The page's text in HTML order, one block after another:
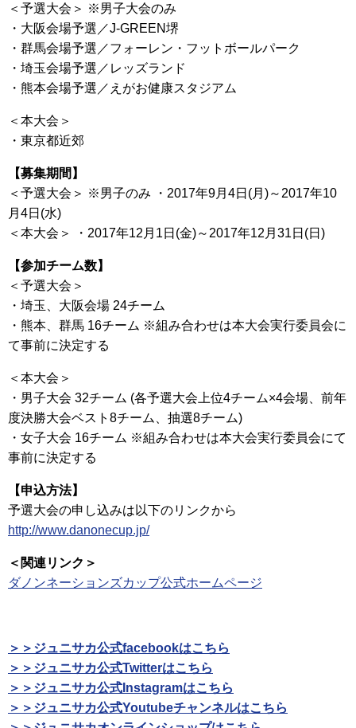
＜予選大会＞ ※男子大会のみ
・大阪会場予選／J-GREEN堺
・群馬会場予選／フォーレン・フットボールパーク
・埼玉会場予選／レッズランド
・熊本会場予選／えがお健康スタジアム
＜本大会＞
・東京都近郊
【募集期間】
＜予選大会＞ ※男子のみ ・2017年9月4日(月)～2017年10
月4日(水)
＜本大会＞ ・2017年12月1日(金)～2017年12月31日(日)
【参加チーム数】
＜予選大会＞
・埼玉、大阪会場 24チーム
・熊本、群馬 16チーム ※組み合わせは本大会実行委員会に
て事前に決定する
＜本大会＞
・男子大会 32チーム (各予選大会上位4チーム×4会場、前年
度決勝大会ベスト8チーム、抽選8チーム)
・女子大会 16チーム ※組み合わせは本大会実行委員会にて
事前に決定する
【申込方法】
予選大会の申し込みは以下のリンクから
http://www.danonecup.jp/
＜関連リンク＞
ダノンネーションズカップ公式ホームページ
＞＞ジュニサカ公式facebookはこちら
＞＞ジュニサカ公式Twitterはこちら
＞＞ジュニサカ公式Instagramはこちら
＞＞ジュニサカ公式Youtubeチャンネルはこちら